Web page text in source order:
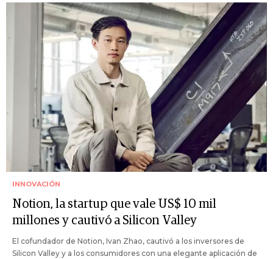
INNOVACIÓN
Notion, la startup que vale US$ 10 mil
millones y cautivó a Silicon Valley
El cofundador de Notion, Ivan Zhao, cautivó a los inversores de
Silicon Valley y a los consumidores con una elegante aplicación de